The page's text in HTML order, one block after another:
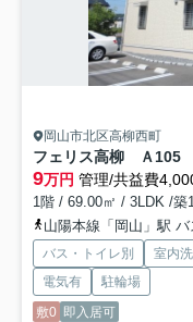
岡山市北区高柳西町
フェリス高柳 Ａ105
9万円 管理/共益費
1階 / 69.00㎡ / 3LDK /築
山陽本線「岡山」駅
バス・トイレ別 室内
電気有
駐輪場
敷0 即入居可